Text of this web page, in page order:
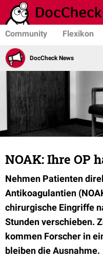
Community Flexikon
DocCheck News
NOAK: Ihre OP
Nehmen Patienten
Antikoagulantien
chirurgische Eingriffe
Stunden verschieben.
kommen Forscher in
bleiben die Ausnahme.